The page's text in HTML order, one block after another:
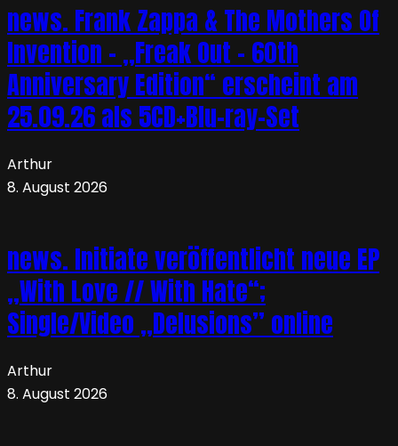
news. Frank Zappa & The Mothers Of
Invention – „Freak Out – 60th
Anniversary Edition“ erscheint am
25.09.26 als 5CD+Blu-ray-Set
Arthur
8. August 2026
news. Initiate veröffentlicht neue EP
„With Love // With Hate“;
Single/Video „Delusions” online
Arthur
8. August 2026